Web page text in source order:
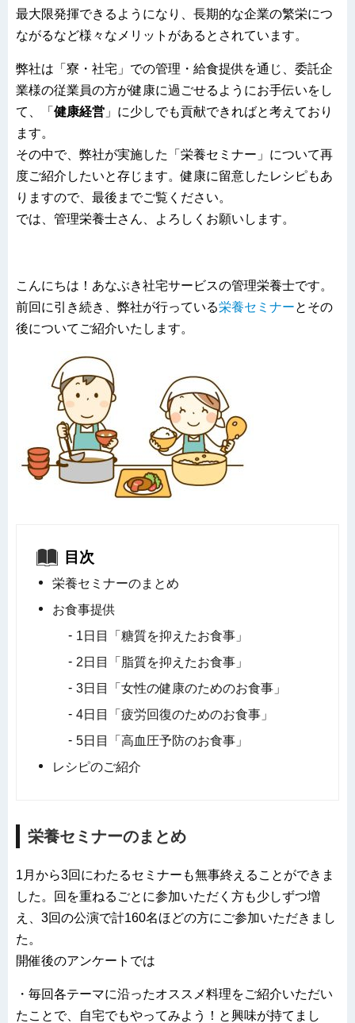
最大限発揮できるようになり、長期的な企業の繁栄につ
ながるなど様々なメリットがあるとされています。
弊社は「寮・社宅」での管理・給食提供を通じ、委託企
業様の従業員の方が健康に過ごせるようにお手伝いをし
て、「 健康経営 」に少しでも貢献できればと考えており
ます。
その中で、弊社が実施した「栄養セミナー」について再
度ご紹介したいと存じます。健康に留意したレシピもあ
りますので、最後までご覧ください。
では、管理栄養士さん、よろしくお願いします。
こんにちは！あなぶき社宅サービスの管理栄養士です。
前回に引き続き、弊社が行っている栄養セミナーとその
後についてご紹介いたします。
目次
栄養セミナーのまとめ
お食事提供
1日目「糖質を抑えたお食事」
2日目「脂質を抑えたお食事」
3日目「女性の健康のためのお食事」
4日目「疲労回復のためのお食事」
5日目「高血圧予防のお食事」
レシピのご紹介
栄養セミナーのまとめ
1月から3回にわたるセミナーも無事終えることができま
した。回を重ねるごとに参加いただく方も少しずつ増
え、3回の公演で計160名ほどの方にご参加いただきまし
た。
開催後のアンケートでは
・毎回各テーマに沿ったオススメ料理をご紹介いただい
たことで、自宅でもやってみよう！と興味が持てまし